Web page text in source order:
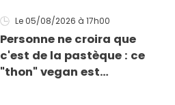
grillades
Le 05/08/2026 à 17h00
Personne ne croira que
c'est de la pastèque : ce
"thon" vegan est